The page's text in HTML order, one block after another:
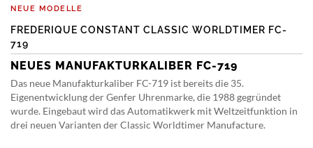
NEUE MODELLE
FREDERIQUE CONSTANT CLASSIC WORLDTIMER FC-
719
NEUES MANUFAKTURKALIBER FC-719
Das neue Manufakturkaliber FC-719 ist bereits die 35.
Eigenentwicklung der Genfer Uhrenmarke, die 1988 gegründet
wurde. Eingebaut wird das Automatikwerk mit Weltzeitfunktion in
drei neuen Varianten der Classic Worldtimer Manufacture.